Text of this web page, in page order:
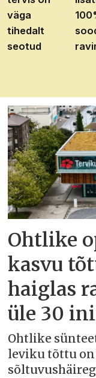
väga
tihedalt
seotud
Ohtlike
kasvu
haiglas
üle 30
Ohtlike
leviku tõttu